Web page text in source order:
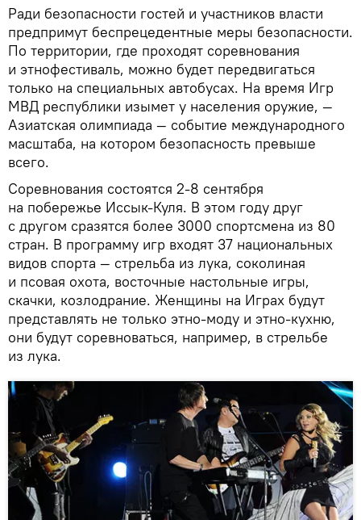
Ради безопасности гостей и участников власти
предпримут беспрецедентные меры безопасности.
По территории, где проходят соревнования
и этнофестиваль, можно будет передвигаться
только на специальных автобусах. На время Игр
МВД республики изымет у населения оружие, —
Азиатская олимпиада — событие международного
масштаба, на котором безопасность превыше
всего.
Соревнования состоятся 2-8 сентября
на побережье Иссык-Куля. В этом году друг
с другом сразятся более 3000 спортсмена из 80
стран. В программу игр входят 37 национальных
видов спорта — стрельба из лука, соколиная
и псовая охота, восточные настольные игры,
скачки, козлодрание. Женщины на Играх будут
представлять не только этно-моду и этно-кухню,
они будут соревноваться, например, в стрельбе
из лука.